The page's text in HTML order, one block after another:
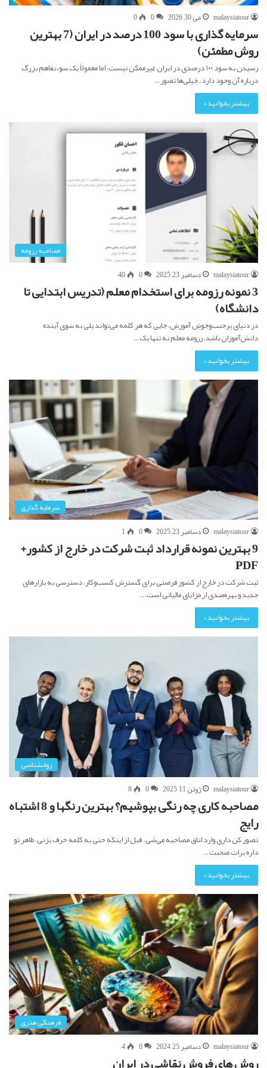
malaysiatour
می 30, 2026 0
0
سرمایه گذاری با سود 100 درصد در ایران (7 بهترین
روش مطمئن)
رسیدن به سود ۱۰۰ درصدی در ایران غیرممکن نیست، اما معمولاً یک سوءتفاهم بزرگ
درباره آن وجود دارد. خیلی‌ها تصور…
بیشتر بخوانید »
مصاحبه رزومه
malaysiatour
دسامبر 23, 2025 0
40
3 نمونه رزومه برای استخدام معلم (تدریس ابتدایی تا
دانشگاه)
در دنیای پرجنب‌وجوش آموزش، جایی که هر کلمه می‌تواند پلی به سوی آینده
دانش‌آموزان باشد، رزومه معلم نه تنها یک…
بیشتر بخوانید »
سرمایه گذاری
malaysiatour
دسامبر 23, 2025 0
1
9 بهترین نمونه قرارداد ثبت شرکت در خارج از کشور+
PDF
ثبت شرکت در خارج از کشور فرصتی برای گسترش کسب‌وکار، دسترسی به بازارهای
جدید و بهره‌مندی از مزایای مالیاتی است،…
بیشتر بخوانید »
روانشناسی
malaysiatour
ژوئن 11, 2025 0
8
مصاحبه کاری چه رنگی بپوشیم؟ بهترین رنگها و 8 اشتباه
رایج
تصور کن داری وارد اتاق مصاحبه می‌شی. قبل از اینکه حتی یه کلمه حرف بزنی، ظاهر تو
داره برات صحبت…
بیشتر بخوانید »
فرهنگی هنری
malaysiatour
دسامبر 25, 2024 0
4
روش های فروش نقاشی در ایران